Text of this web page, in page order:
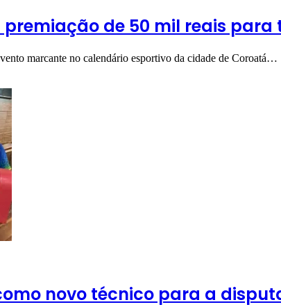
de 50 mil reais
marcante no calendário esportivo da cidade de Coroatá…
novo técnico para a